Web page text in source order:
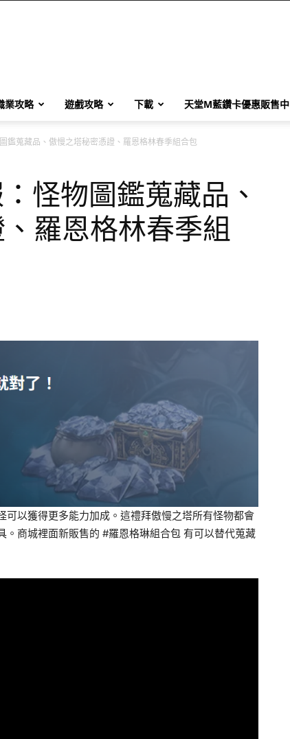
業攻略 遊戲攻略 下載 天堂M藍鑽卡優惠販售中
鑑蒐藏品、傲慢之塔秘密憑證、羅恩格林春季組合包
怪物圖鑑蒐藏品、
羅恩格林春季組
可以獲得更多能力加成。這禮拜傲慢之塔所有怪物都會
。商城裡面新販售的 #羅恩格琳組合包 有可以替代蒐藏